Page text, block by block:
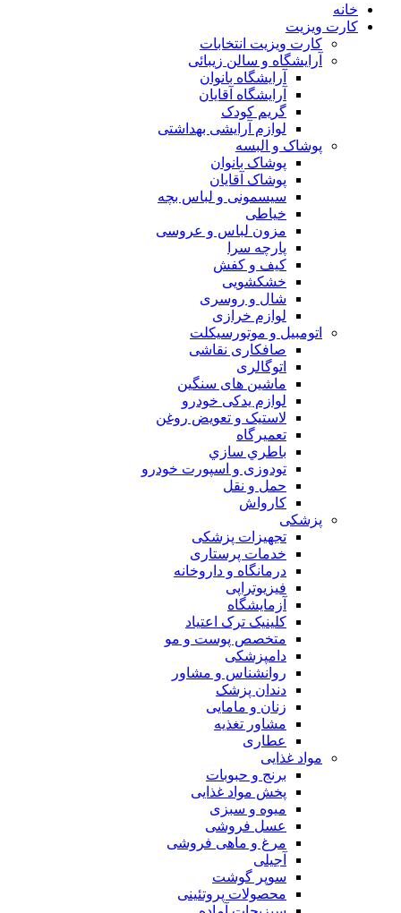
خانه
کارت ویزیت
کارت ویزیت انتخابات
آرایشگاه و سالن زیبائی
آرایشگاه بانوان
آرایشگاه آقایان
گریم کودک
لوازم آرایشی بهداشتی
پوشاک و البسه
پوشاک بانوان
پوشاک آقایان
سیسمونی و لباس بچه
خیاطی
مزون لباس و عروسی
پارچه سرا
کیف و کفش
خشکشویی
شال و روسری
لوازم خرازی
اتومبیل و موتورسیکلت
صافکاری نقاشی
اتوگالری
ماشین های سنگین
لوازم یدکی خودرو
لاستیک و تعویض روغن
تعميرگاه
باطري سازي
تودوزی و اسپورت خودرو
حمل و نقل
کارواش
پزشکی
تجهیزات پزشکی
خدمات پرستاری
درمانگاه و داروخانه
فیزیوتراپی
آزمایشگاه
کلینیک ترک اعتیاد
متخصص پوست و مو
دامپزشکی
روانشناس و مشاور
دندان پزشک
زنان و مامایی
مشاور تغذیه
عطاری
مواد غذایی
برنج و حبوبات
پخش مواد غذایی
میوه و سبزی
عسل فروشی
مرغ و ماهی فروشی
آجیلی
سوپر گوشت
محصولات پروتئینی